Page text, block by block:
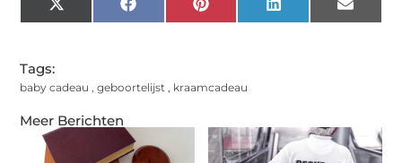
Meer Berichten
X
(Twitter)
Facebook Pinterest LinkedIn Email
Tags:
baby cadeau ,geboortelijst kraamcadeau